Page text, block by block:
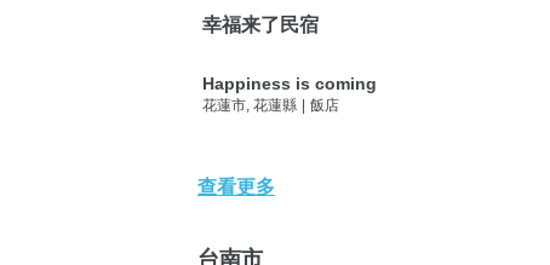
幸福来了民宿
Happiness is coming
花蓮市, 花蓮縣 飯店
查看更多
台南市